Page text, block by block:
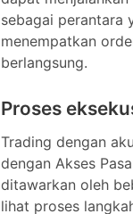
Proses
Trading dengan
beberapa broker.
Seorang trader
pergerakan
Order "beli"